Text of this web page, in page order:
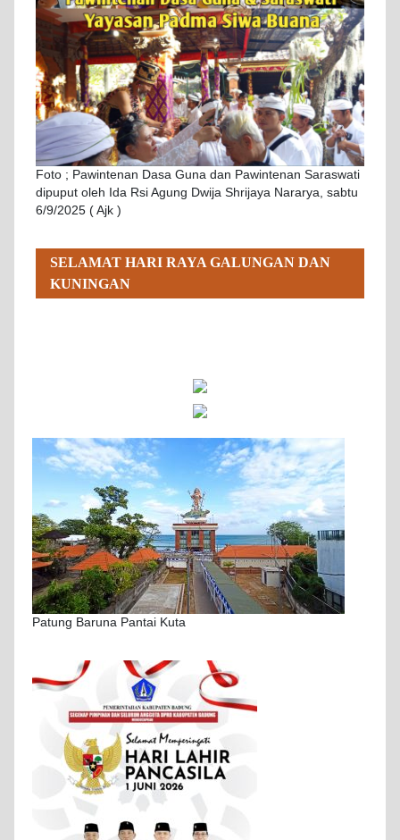
Foto ; Pawintenan Dasa Guna dan Pawintenan Saraswati
dipuput oleh Ida Rsi Agung Dwija Shrijaya Nararya, sabtu
6/9/2025 ( Ajk )
SELAMAT HARI RAYA GALUNGAN DAN
KUNINGAN
Patung Baruna Pantai Kuta